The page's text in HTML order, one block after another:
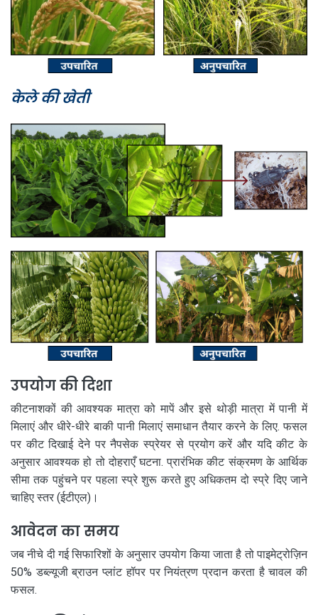
केले की खेती
उपयोग की दिशा
कीटनाशकों की आवश्यक मात्रा को मापें और इसे थोड़ी मात्रा में पानी में
मिलाएं और धीरे-धीरे बाकी पानी मिलाएं समाधान तैयार करने के लिए. फसल
पर कीट दिखाई देने पर नैपसेक स्प्रेयर से प्रयोग करें और यदि कीट के
अनुसार आवश्यक हो तो दोहराएँ घटना. प्रारंभिक कीट संक्रमण के आर्थिक
सीमा तक पहुंचने पर पहला स्प्रे शुरू करते हुए अधिकतम दो स्प्रे दिए जाने
चाहिए स्तर (ईटीएल)।
आवेदन का समय
जब नीचे दी गई सिफारिशों के अनुसार उपयोग किया जाता है तो पाइमेट्रोज़िन
50% डब्ल्यूजी ब्राउन प्लांट हॉपर पर नियंत्रण प्रदान करता है चावल की
फसल.